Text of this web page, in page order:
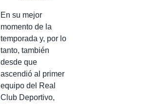
En su mejor
momento de la
temporada y, por lo
tanto, también
desde que
ascendió al primer
equipo del Real
Club Deportivo,